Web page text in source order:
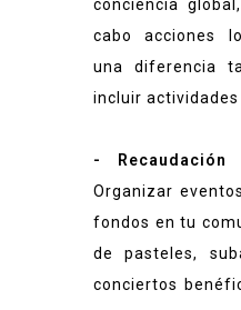
conciencia
cabo acciones
una diferencia
incluir actividades
-
Organizar
fondos en tu
de pasteles,
conciertos